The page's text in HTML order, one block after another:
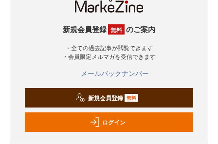
新規会員登録 無料 のご案内
・全ての過去記事が閲覧できます
・会員限定メルマガを受信できます
メールバックナンバー
新規会員登録 無料
ログイン